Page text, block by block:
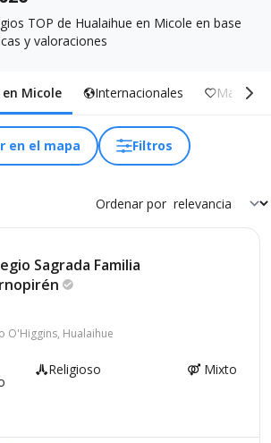
TOP de Hualaihue en Micole en base
y valoraciones
Micole Internacionales Más
en el mapa Filtros
Ordenar por
Sagrada Familia
O'Higgins, Hualaihue
Religioso Mixto